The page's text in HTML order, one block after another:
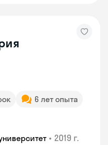
6 лет опыта
• 2019 г.